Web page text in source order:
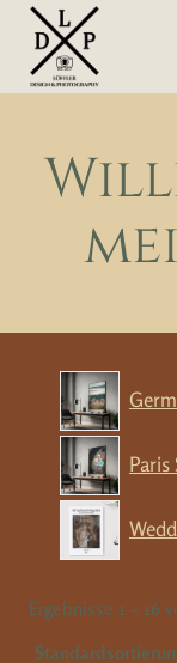
Zum
Inhalt
springen
Ergebnisse 1 – 16